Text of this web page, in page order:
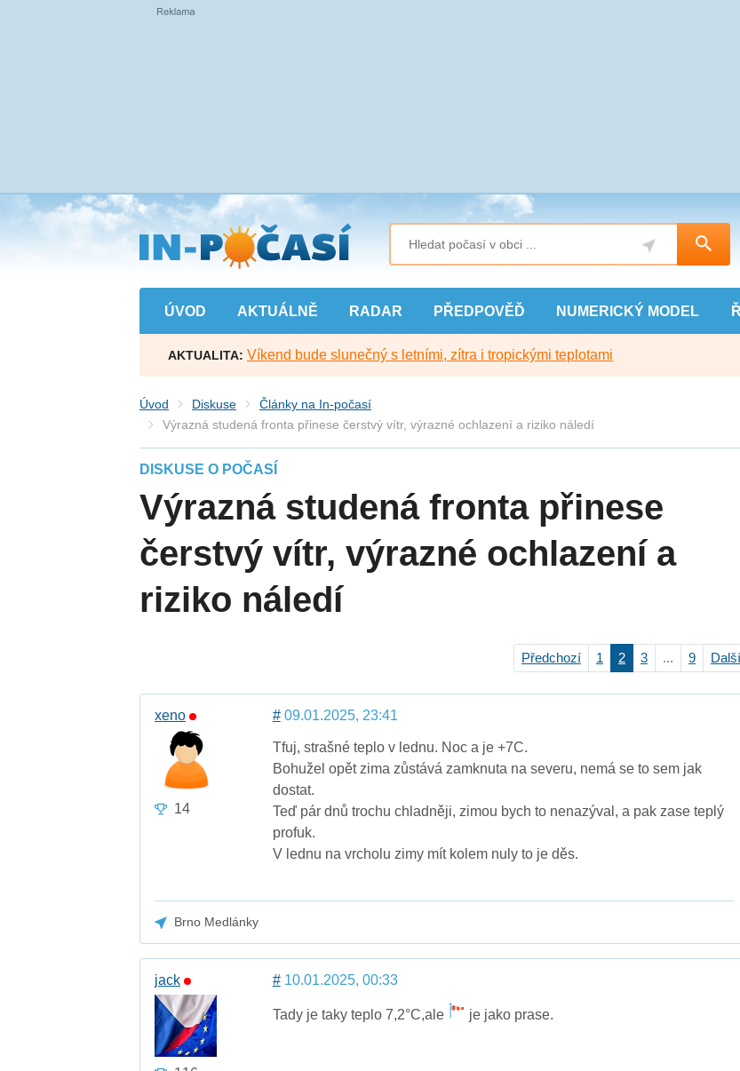
Přejít
na
hlavní
obsah
ÚVOD AKTUÁLNĚ RADAR PŘEDPOVĚĎ NUMERICKÝ MODEL
AKTUALITA: Víkend bude slunečný s letními, zítra i tropickými teplotami
Úvod Diskuse
Články na In-počasí
Výrazná studená fronta přinese čerstvý vítr, výrazné ochlazení a riziko náledí
DISKUSE O POČASÍ
Výrazná studená fronta přinese
čerstvý vítr, výrazné ochlazení a
riziko náledí
Předchozí 1 2 3 ... 9 Další
xeno
14
#09.01.2025, 23:41
Tfuj, strašné teplo v lednu. Noc a je +7C.
Bohužel opět zima zůstává zamknuta na severu, nemá se to sem jak
dostat.
Teď pár dnů trochu chladněji, zimou bych to nenazýval, a pak zase teplý
profuk.
V lednu na vrcholu zimy mít kolem nuly to je děs.
Brno Medlánky
jack #10.01.2025, 00:33
Tady je taky teplo 7,2°C,ale je jako prase.